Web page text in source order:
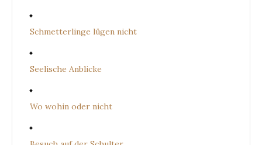
Schmetterlinge lügen nicht
Seelische Anblicke
Wo wohin oder nicht